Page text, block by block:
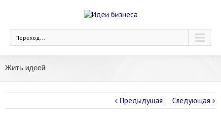
Переход...
Жить идеей
Предыдущая Следующая